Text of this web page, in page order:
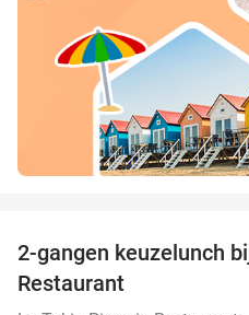
2-gangen keuzelunch
Restaurant